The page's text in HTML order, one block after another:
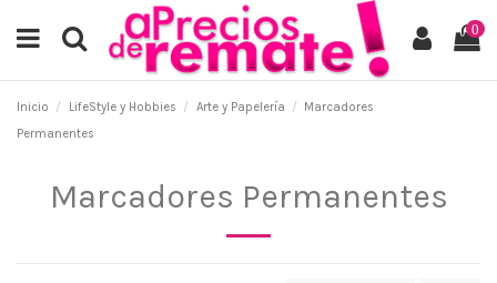
0
Inicio LifeStyle y Hobbies Arte y Papelería
Marcadores
Permanentes
Marcadores Permanentes